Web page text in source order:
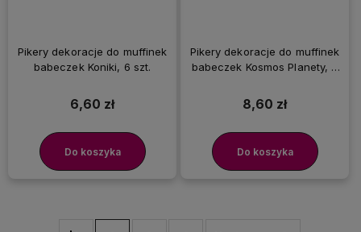
Pikery dekoracje do muffinek
babeczek Koniki, 6 szt.
6,60 zł
Do koszyka
Pikery dekoracje do muffinek
babeczek Kosmos Planety, 7
8,60 zł
Do koszyka